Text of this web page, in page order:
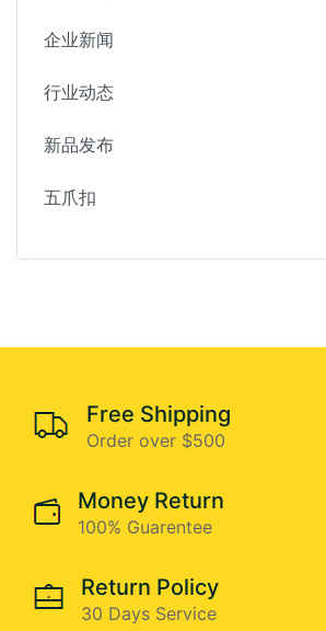
企业新闻
行业动态
新品发布
五爪扣
Free Shipping
Order over $500
Money Return
100% Guarentee
Return Policy
30 Days Service